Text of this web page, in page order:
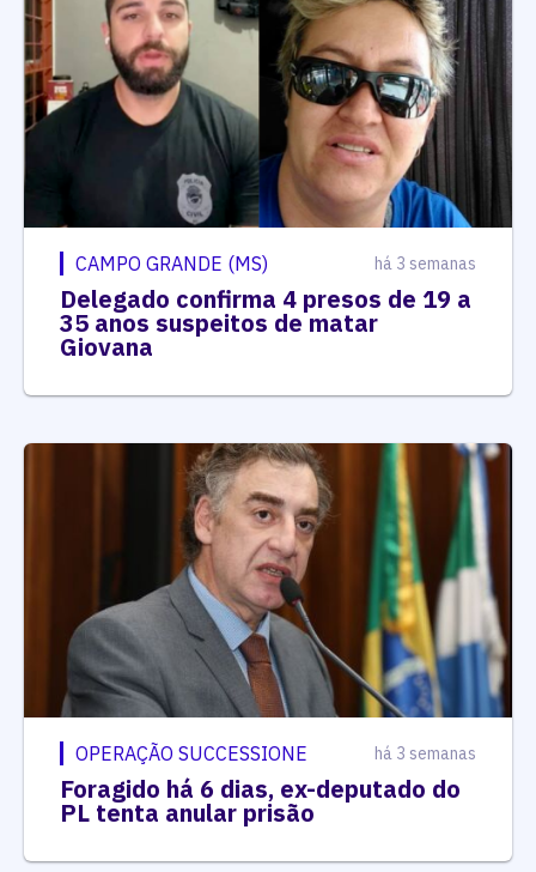
CAMPO GRANDE (MS) há 3 semanas
Delegado confirma 4 presos de 19 a
35 anos suspeitos de matar
Giovana
OPERAÇÃO SUCCESSIONE há 3 semanas
Foragido há 6 dias, ex-deputado do
PL tenta anular prisão